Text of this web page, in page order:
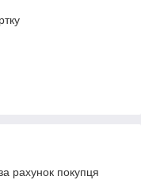
рахунок покупця